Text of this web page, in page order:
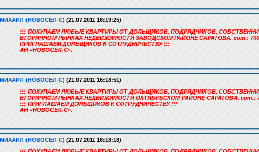
МИХАИЛ (НОВОСЕЛ-С) (21.07.2011 16:19:25)
!!! ПОКУПАЕМ ЛЮБЫЕ КВАРТИРЫ ОТ ДОЛЬЩИКОВ, ПОДРЯДЧИКОВ,
ВТОРИЧНОМ РЫНКАХ НЕДВИЖИМОСТИ ЗАВОДСКОМ РАЙОНЕ САРАТОВА. сот.: 700-
ПРИГЛАШАЕМ ДОЛЬЩИКОВ К СОТРУДНИЧЕСТВУ !!!
АН «НОВОСЕЛ-С».
МИХАИЛ (НОВОСЕЛ-С) (21.07.2011 16:18:51)
!!! ПОКУПАЕМ ЛЮБЫЕ КВАРТИРЫ ОТ ДОЛЬЩИКОВ, ПОДРЯДЧИКОВ,
ВТОРИЧНОМ РЫНКАХ НЕДВИЖИМОСТИ ОКТЯБРЬСКОМ РАЙОНЕ САРАТОВА. сот.:
!!! ПРИГЛАШАЕМ ДОЛЬЩИКОВ К СОТРУДНИЧЕСТВУ !!!
АН «НОВОСЕЛ-С».
МИХАИЛ (НОВОСЕЛ-С) (21.07.2011 16:18:18)